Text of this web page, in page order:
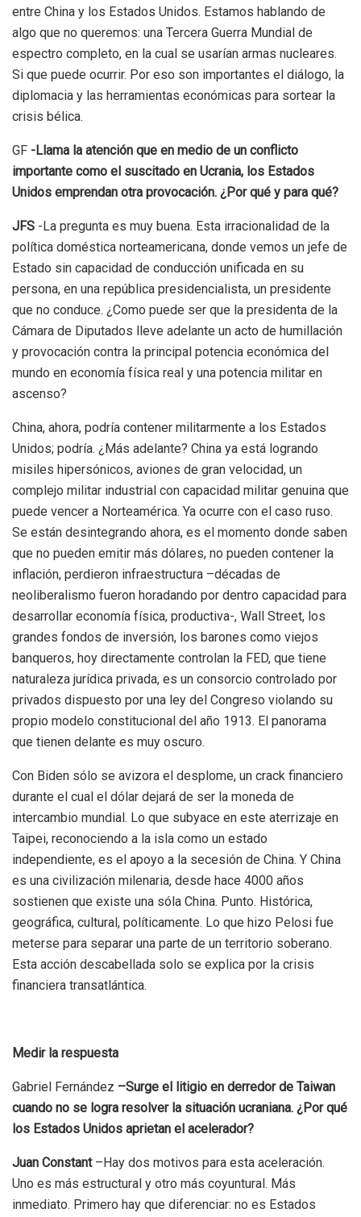
entre China y los Estados Unidos. Estamos hablando de
algo que no queremos: una Tercera Guerra Mundial de
espectro completo, en la cual se usarían armas nucleares.
Si que puede ocurrir. Por eso son importantes el diálogo, la
diplomacia y las herramientas económicas para sortear la
crisis bélica.
GF -Llama la atención que en medio de un conflicto
importante como el suscitado en Ucrania, los Estados
Unidos emprendan otra provocación. ¿Por qué y para qué?
JFS -La pregunta es muy buena. Esta irracionalidad de la
política doméstica norteamericana, donde vemos un jefe de
Estado sin capacidad de conducción unificada en su
persona, en una república presidencialista, un presidente
que no conduce. ¿Como puede ser que la presidenta de la
Cámara de Diputados lleve adelante un acto de humillación
y provocación contra la principal potencia económica del
mundo en economía física real y una potencia militar en
ascenso?
China, ahora, podría contener militarmente a los Estados
Unidos; podría. ¿Más adelante? China ya está logrando
misiles hipersónicos, aviones de gran velocidad, un
complejo militar industrial con capacidad militar genuina que
puede vencer a Norteamérica. Ya ocurre con el caso ruso.
Se están desintegrando ahora, es el momento donde saben
que no pueden emitir más dólares, no pueden contener la
inflación, perdieron infraestructura –décadas de
neoliberalismo fueron horadando por dentro capacidad para
desarrollar economía física, productiva-, Wall Street, los
grandes fondos de inversión, los barones como viejos
banqueros, hoy directamente controlan la FED, que tiene
naturaleza jurídica privada, es un consorcio controlado por
privados dispuesto por una ley del Congreso violando su
propio modelo constitucional del año 1913. El panorama
que tienen delante es muy oscuro.
Con Biden sólo se avizora el desplome, un crack financiero
durante el cual el dólar dejará de ser la moneda de
intercambio mundial. Lo que subyace en este aterrizaje en
Taipei, reconociendo a la isla como un estado
independiente, es el apoyo a la secesión de China. Y China
es una civilización milenaria, desde hace 4000 años
sostienen que existe una sóla China. Punto. Histórica,
geográfica, cultural, políticamente. Lo que hizo Pelosi fue
meterse para separar una parte de un territorio soberano.
Esta acción descabellada solo se explica por la crisis
financiera transatlántica.
Medir la respuesta
Gabriel Fernández –Surge el litigio en derredor de Taiwan
cuando no se logra resolver la situación ucraniana. ¿Por qué
los Estados Unidos aprietan el acelerador?
Juan Constant–Hay dos motivos para esta aceleración.
Uno es más estructural y otro más coyuntural. Más
inmediato. Primero hay que diferenciar: no es Estados